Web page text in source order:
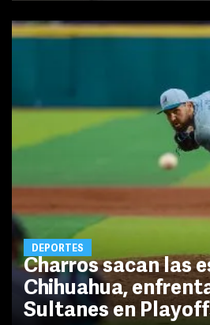
DEPORTES
Charros sacan las
Chihuahua,
Sultanes en